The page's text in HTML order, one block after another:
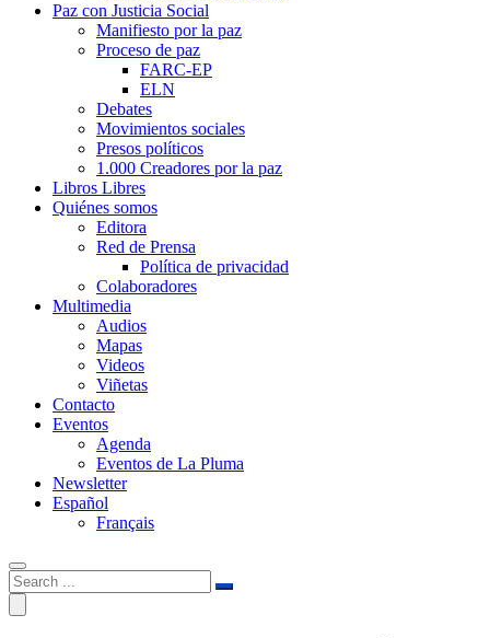
Paz con Justicia Social
Manifiesto por la paz
Proceso de paz
FARC-EP
ELN
Debates
Movimientos sociales
Presos políticos
1.000 Creadores por la paz
Libros Libres
Quiénes somos
Editora
Red de Prensa
Política de privacidad
Colaboradores
Multimedia
Audios
Mapas
Videos
Viñetas
Contacto
Eventos
Agenda
Eventos de La Pluma
Newsletter
Español
Français